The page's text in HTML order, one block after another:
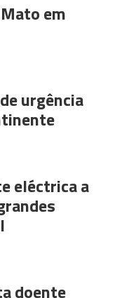
em
urgência
eléctrica a
doente